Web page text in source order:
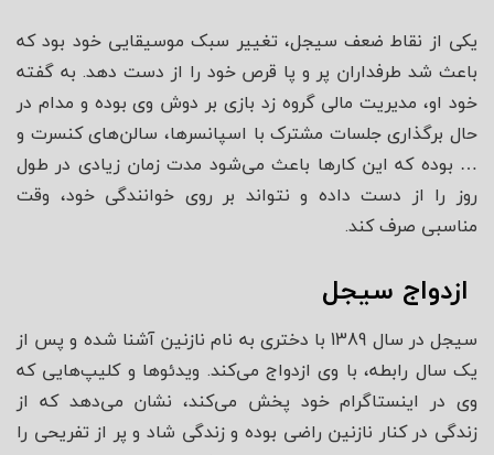
یکی از نقاط ضعف سیجل، تغییر سبک موسیقایی خود بود که
باعث شد طرفداران پر و پا قرص خود را از دست دهد. به گفته
خود او، مدیریت مالی گروه زد بازی بر دوش وی بوده و مدام در
حال برگذاری جلسات مشترک با اسپانسرها، سالن‌های کنسرت و
… بوده که این کارها باعث می‌شود مدت زمان زیادی در طول
روز را از دست داده و نتواند بر روی خوانندگی خود، وقت
مناسبی صرف کند.
ازدواج سیجل
سیجل در سال 1389 با دختری به نام نازنین آشنا شده و پس از
یک سال رابطه، با وی ازدواج می‌کند. ویدئوها و کلیپ‌هایی که
وی در اینستاگرام خود پخش می‌کند، نشان می‌دهد که از
زندگی در کنار نازنین راضی بوده و زندگی شاد و پر از تفریحی را